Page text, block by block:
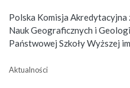
Polska Komisja Akredytacyjna
Nauk Geograficznych i
Państwowej Szkoły Wyższej
Kategorie
Aktualności